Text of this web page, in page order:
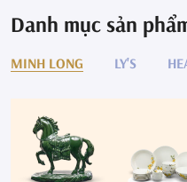
Danh mục sản
MINH LONG LY'S